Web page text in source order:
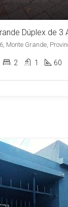
2 1 60